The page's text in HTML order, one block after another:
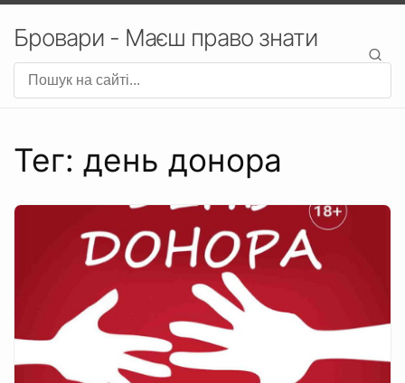
Бровари - Маєш право знати
Тег: день донора